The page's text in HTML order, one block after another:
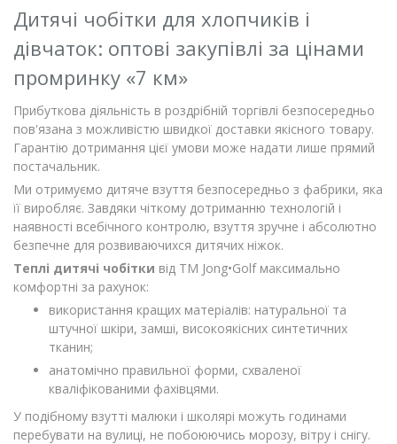
Дитячі чобітки для хлопчиків і
дівчаток: оптові закупівлі за цінами
промринку «7 км»
Прибуткова діяльність в роздрібній торгівлі безпосередньо
пов'язана з можливістю швидкої доставки якісного товару.
Гарантію дотримання цієї умови може надати лише прямий
постачальник.
Ми отримуємо дитяче взуття безпосередньо з фабрики, яка
її виробляє. Завдяки чіткому дотриманню технологій і
наявності всебічного контролю, взуття зручне і абсолютно
безпечне для розвиваючихся дитячих ніжок.
Теплі дитячі чобітки від ТМ Jong•Golf максимально
комфортні за рахунок:
використання кращих матеріалів: натуральної та
штучної шкіри, замші, високоякісних синтетичних
тканин;
анатомічно правильної форми, схваленої
кваліфікованими фахівцями.
У подібному взутті малюки і школярі можуть годинами
перебувати на вулиці, не побоюючись морозу, вітру і снігу.